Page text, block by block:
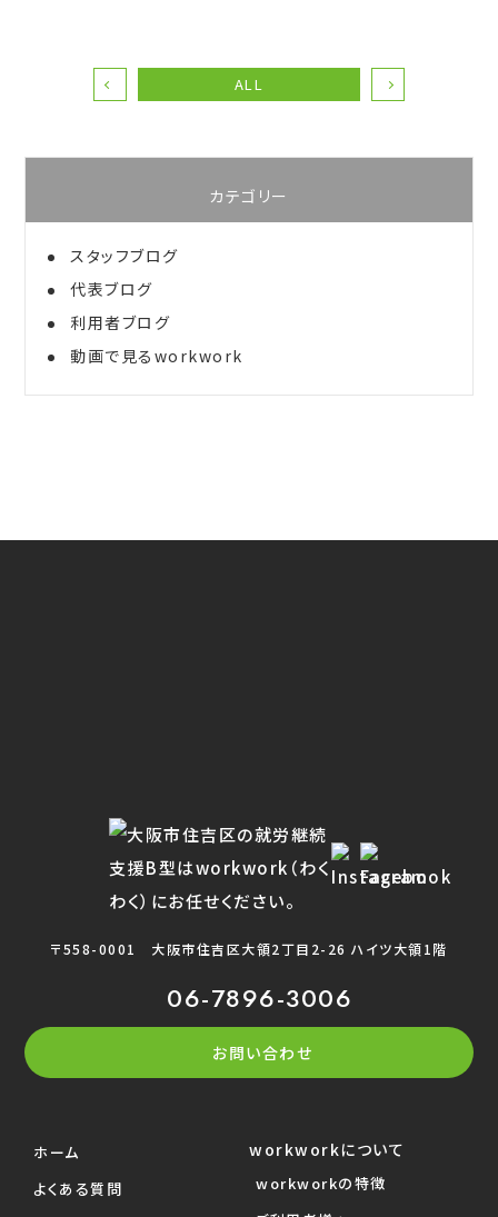
ALL
カテゴリー
スタッフブログ
代表ブログ
利用者ブログ
動画で見るworkwork
〒558-0001 大阪市住吉区大領2丁目2-26 ハイツ大領1階
06-7896-3006
お問い合わせ
ホーム
よくある質問
workworkについて
workworkの特徴